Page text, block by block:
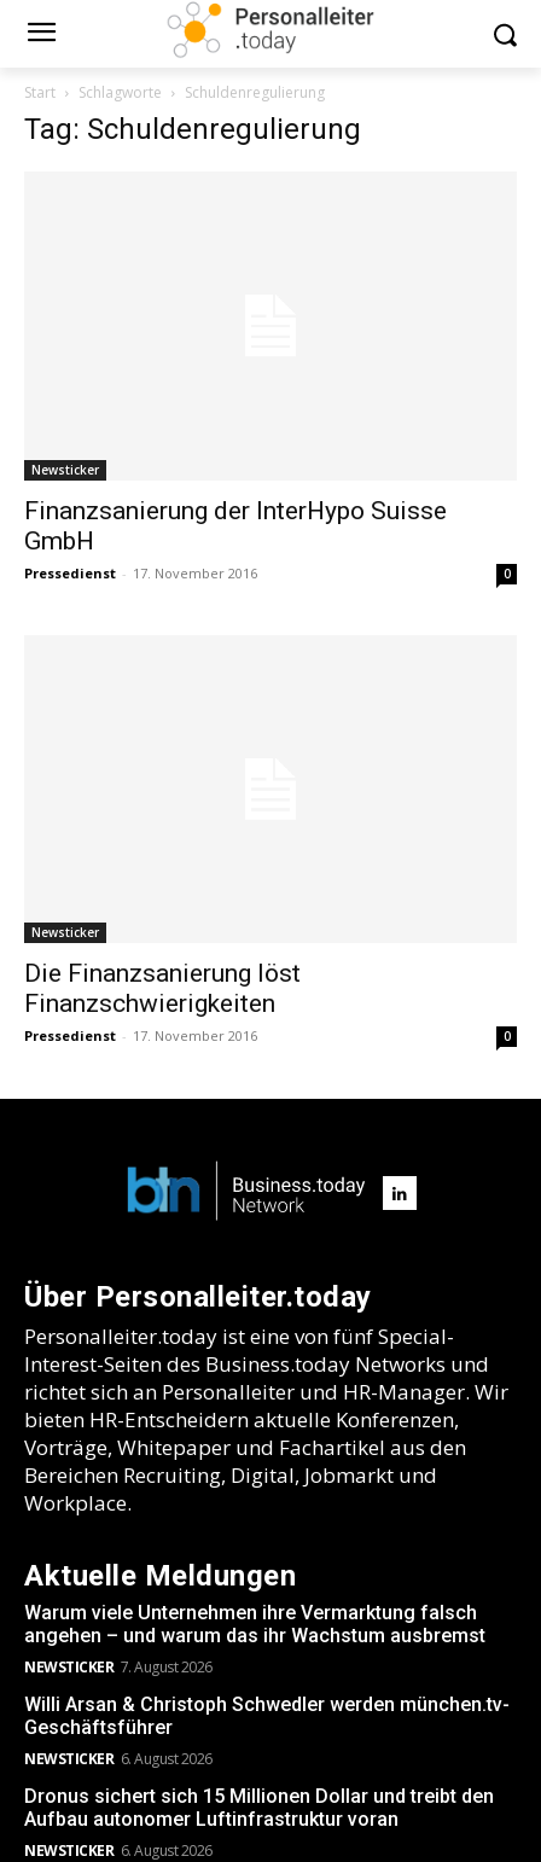
Start Schlagworte Schuldenregulierung
Tag: Schuldenregulierung
Newsticker
Finanzsanierung der InterHypo Suisse
GmbH
Pressedienst - 17. November 2016 0
Newsticker
Die Finanzsanierung löst
Finanzschwierigkeiten
Pressedienst - 17. November 2016 0
Über Personalleiter.today
Personalleiter.today ist eine von fünf Special-
Interest-Seiten des Business.today Networks und
richtet sich an Personalleiter und HR-Manager. Wir
bieten HR-Entscheidern aktuelle Konferenzen,
Vorträge, Whitepaper und Fachartikel aus den
Bereichen Recruiting, Digital, Jobmarkt und
Workplace.
Aktuelle Meldungen
Warum viele Unternehmen ihre Vermarktung falsch
angehen – und warum das ihr Wachstum ausbremst
NEWSTICKER 7. August 2026
Willi Arsan & Christoph Schwedler werden münchen.tv-
Geschäftsführer
NEWSTICKER 6. August 2026
Dronus sichert sich 15 Millionen Dollar und treibt den
Aufbau autonomer Luftinfrastruktur voran
NEWSTICKER 6. August 2026